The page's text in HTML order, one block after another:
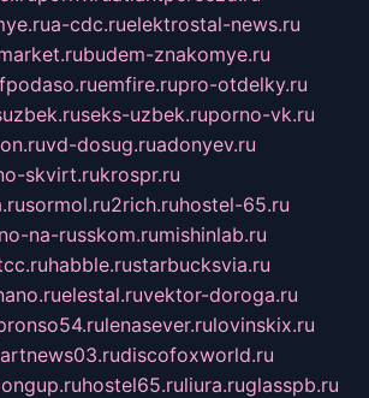
a-cdc.ruelektrostal-news.ru
budem-znakomye.ru
fpodaso.ruemfire.rupro-otdelky.ru
seks-uzbek.ruporno-vk.ru
vd-dosug.ruadonyev.ru
skvirt.rukrospr.ru
sormol.ru2rich.ruhostel-65.ru
na-russkom.rumishinlab.ru
habble.rustarbucksvia.ru
elestal.ruvektor-doroga.ru
lenasever.rulovinskix.ru
discofoxworld.ru
hostel65.ruliura.ruglasspb.ru